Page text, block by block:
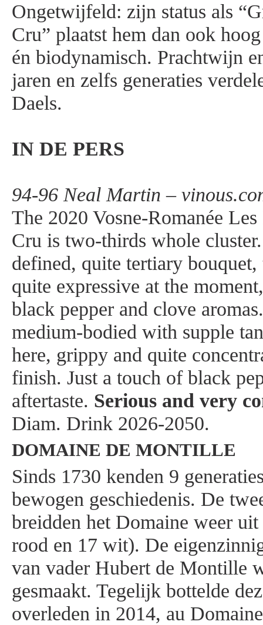
Ongetwijfeld: zijn status als
Cru” plaatst hem dan ook
én biodynamisch. Prachtwijn
jaren en zelfs generaties
Daels.
IN DE PERS
94-96 Neal Martin –
The 2020 Vosne-Romanée
Cru is two-thirds whole
defined, quite tertiary
quite expressive at the
black pepper and clove
medium-bodied with supple
here, grippy and quite
finish. Just a touch of black
aftertaste. Serious and very
Diam. Drink 2026-2050.
DOMAINE DE MONTILLE
Sinds 1730 kenden 9
bewogen geschiedenis. De
breidden het Domaine weer
rood en 17 wit). De
van vader Hubert de Montille
gesmaakt. Tegelijk bottelde
overleden in 2014, au